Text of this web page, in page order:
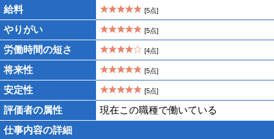
給料
[5点]
やりがい [5点]
労働時間の短さ [4点]
将来性 [5点]
安定性 [5点]
評価者の属性
現在この職種で働いている
仕事内容の詳細